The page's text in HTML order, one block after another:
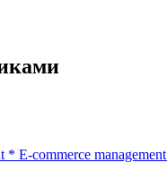
* E-commerce management